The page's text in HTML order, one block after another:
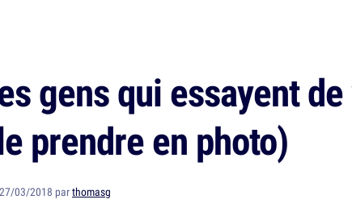
gens qui essayent
prendre en photo)
03/2018 parthomasg